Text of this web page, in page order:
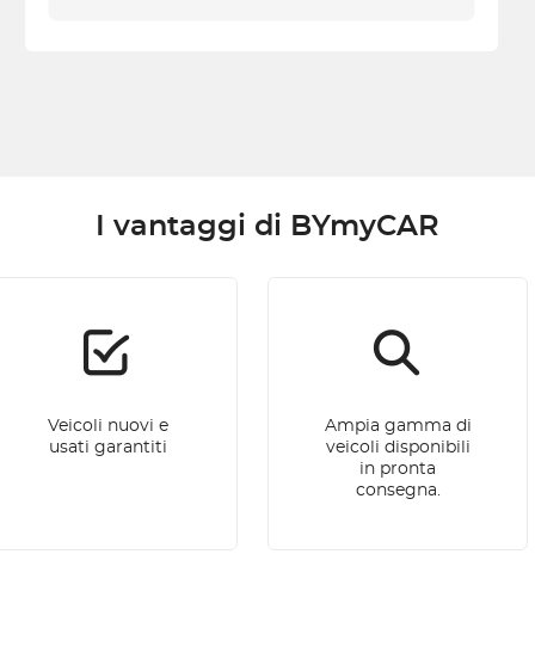
I vantaggi di BYmyCAR
Veicoli nuovi e
usati garantiti
Ampia gamma di
veicoli disponibili
in pronta
consegna.